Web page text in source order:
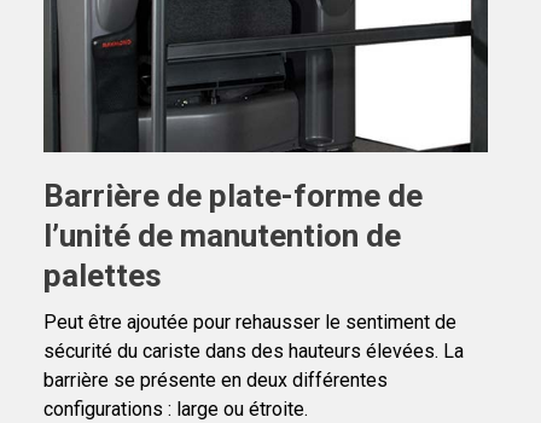
Barrière de plate-forme de
l’unité de manutention de
palettes
Peut être ajoutée pour rehausser le sentiment de
sécurité du cariste dans des hauteurs élevées. La
barrière se présente en deux différentes
configurations : large ou étroite.